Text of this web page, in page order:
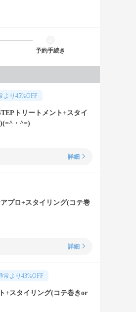
予約手続き
より 45%OFF
トリートメント+スタイ
・^=)
詳細
プロ+スタイリング(コテ巻
詳細
常より 43%OFF
+スタイリング(コテ巻きor